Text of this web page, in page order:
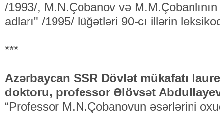
/1993/, M.N.Çobanov və
adları" /1995/ lüğətləri 90-cı illərin
***
Azərbaycan SSR Dövlət mükafatı
doktoru, professor Əlövsət
“Professor M.N.Çobanovun əsərlərini